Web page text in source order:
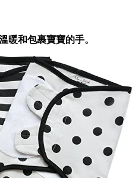
暖和包裹寶寶的手。